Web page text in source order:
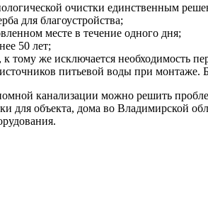
очистки единственным
для благоустройства;
месте в течение одного дня;
50 лет;
тому же исключается необходимость
питьевой воды при
канализации можно решить
для объекта, дома во Владимирской